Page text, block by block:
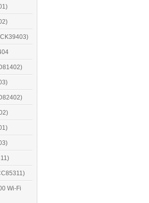
Wi-Fi